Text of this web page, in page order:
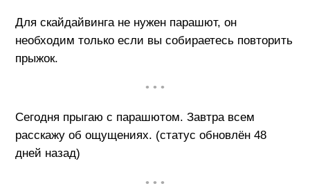
Для скайдайвинга не нужен парашют, он
необходим только если вы собираетесь повторить
прыжок.
• • •
Сегодня прыгаю с парашютом. Завтра всем
расскажу об ощущениях. (статус обновлён 48
дней назад)
• • •